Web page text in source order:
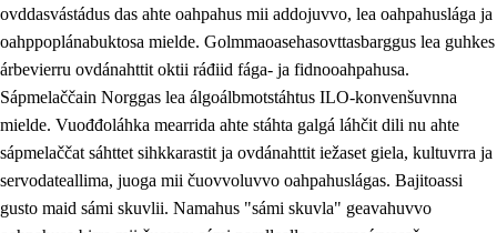
ovddasvástádus das ahte oahpahus mii addojuvvo, lea oahpahuslága ja
oahppoplánabuktosa mielde. Golmmaoasehasovttasbarggus lea guhkes
árbevierru ovdánahttit oktii ráđiid fága- ja fidnooahpahusa.
Sápmelaččain Norggas lea álgoálbmotstáhtus ILO-konvenšuvnna
mielde. Vuođđoláhka mearrida ahte stáhta galgá láhčit dili nu ahte
sápmelaččat sáhttet sihkkarastit ja ovdánahttit iežaset giela, kultuvrra ja
servodateallima, juoga mii čuovvoluvvo oahpahuslágas. Bajitoassi
gusto maid sámi skuvlii. Namahus "sámi skuvla" geavahuvvo